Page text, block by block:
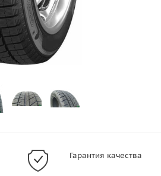
Гарантия качества